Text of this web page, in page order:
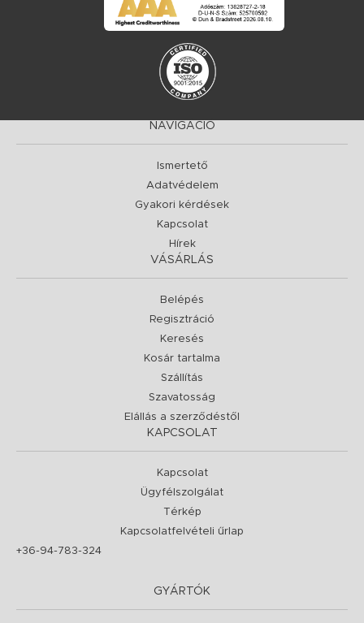
NAVIGÁCIÓ
Ismertető
Adatvédelem
Gyakori kérdések
Kapcsolat
Hírek
VÁSÁRLÁS
Belépés
Regisztráció
Keresés
Kosár tartalma
Szállítás
Szavatosság
Elállás a szerződéstől
KAPCSOLAT
Kapcsolat
Ügyfélszolgálat
Térkép
Kapcsolatfelvételi űrlap
+36-94-783-324
GYÁRTÓK